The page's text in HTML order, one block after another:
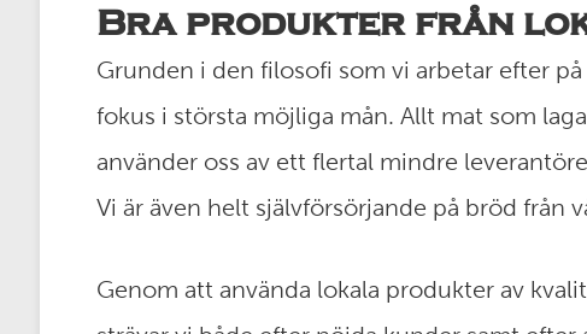
Bra produkter från
Grunden i den filosofi som vi arbetar efter
fokus i största möjliga mån. Allt mat som
använder oss av ett flertal mindre
Vi är även helt självförsörjande på bröd från
Genom att använda lokala produkter av